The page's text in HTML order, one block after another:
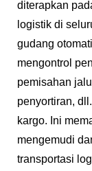
diterapkan
logistik di
gudang
mengontrol
pemisahan
penyortiran,
kargo. Ini
mengemudi
transportasi